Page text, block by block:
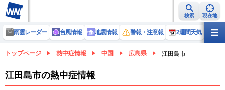
検索 現在地
雨雲レーダー 台風情報 地震情報 警報・注意報 2週間天気 ラ
トップページ 熱中症情報 中国 広島県 江田島市
江田島市の熱中症情報